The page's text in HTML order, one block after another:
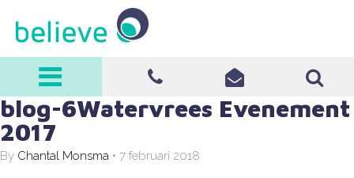
believe
0570-513008 info@believe-
blog-6Watervrees Evenement
2017
By Chantal Monsma • 7 februari 2018